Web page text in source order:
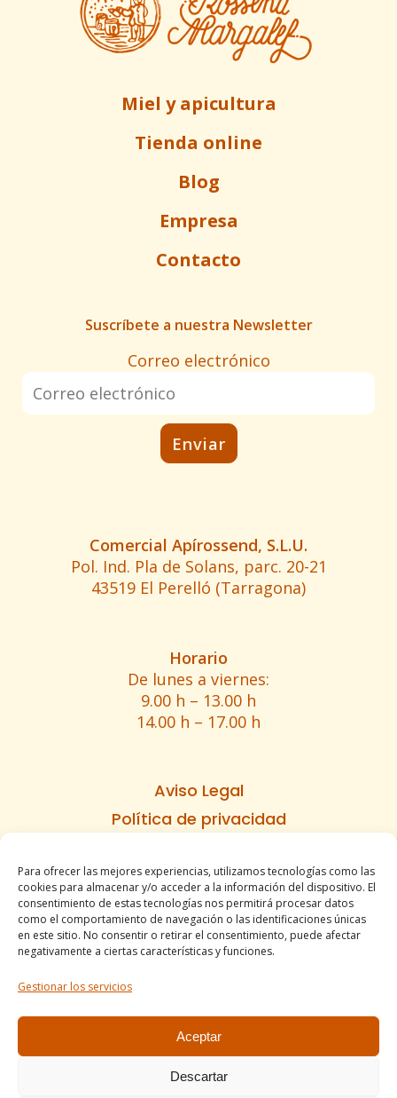
Para ofrecer las mejores experiencias, utilizamos tecnologías como las
cookies para almacenar y/o acceder a la información del dispositivo. El
consentimiento de estas tecnologías nos permitirá procesar datos
como el comportamiento de navegación o las identificaciones únicas
en este sitio. No consentir o retirar el consentimiento, puede afectar
negativamente a ciertas características y funciones.
Gestionar los servicios
Aceptar
Descartar
Miel y apicultura
Tienda online
Blog
Empresa
Contacto
Suscríbete a nuestra Newsletter
Correo electrónico
Comercial Apírossend, S.L.U.
Pol. Ind. Pla de Solans, parc. 20-21
43519 El Perelló (Tarragona)
Horario
De lunes a viernes:
9.00 h – 13.00 h
14.00 h – 17.00 h
Aviso Legal
Política de privacidad
Informe de accesibilidad
Condiciones de venta
Mapa del sitio
comercial@apirossend.com